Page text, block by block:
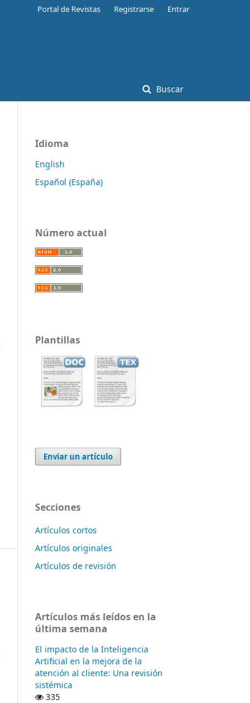
Buscar
Portal de Revistas Registrarse Entrar
Idioma
English
Español (España)
Número actual
Plantillas
Enviar un artículo
Secciones
Artículos cortos
Artículos originales
Artículos de revisión
Artículos más leídos en la
última semana
El impacto de la Inteligencia
Artificial en la mejora de la
atención al cliente: Una revisión
sistémica
335